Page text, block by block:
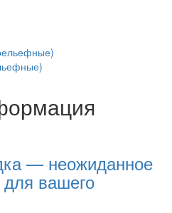
— неожиданное
вашего